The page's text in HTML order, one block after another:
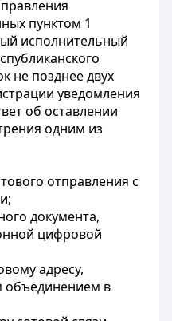
пунктом 1
исполнительный
не позднее двух
уведомления
об оставлении
одним из
отправления с
документа,
цифровой
адресу,
объединением в